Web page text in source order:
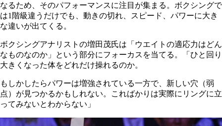
なるため、そのパフォーマンスに注目が集まる。ボクシングで
は1階級違うだけでも、動きの切れ、スピード、パワーに大き
な違いが出てくる。
ボクシングアナリストの増田茂氏は「ウエイトの適応力はどん
なものなのか」という部分にフォーカスを当てる。「ひと回り
大きくなった体をどれだけ操れるのか。
もしかしたらパワーは増強されている一方で、新しい穴（弱
点）が見つかるかもしれない。こればかりは実際にリングに立
ってみないとわからない」